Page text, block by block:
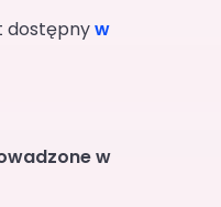
dostępnyw
w